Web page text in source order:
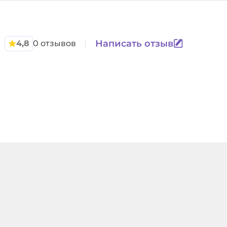
4,8 0 отзывов Написать отзыв